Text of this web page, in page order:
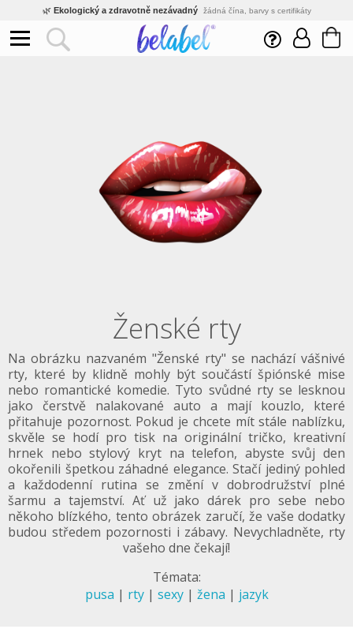
🌿 Ekologický a zdravotně nezávadný žádná čína, barvy s certifikáty
Inovativní výroba vlastní vývoj, nejnovější technologie
Rychlé dodání expedujeme do 24h
Ženské rty
Na obrázku nazvaném "Ženské rty" se nachází vášnivé
rty, které by klidně mohly být součástí špiónské mise
nebo romantické komedie. Tyto svůdné rty se lesknou
jako čerstvě nalakované auto a mají kouzlo, které
přitahuje pozornost. Pokud je chcete mít stále nablízku,
skvěle se hodí pro tisk na originální tričko, kreativní
hrnek nebo stylový kryt na telefon, abyste svůj den
okořenili špetkou záhadné elegance. Stačí jediný pohled
a každodenní rutina se změní v dobrodružství plné
šarmu a tajemství. Ať už jako dárek pro sebe nebo
někoho blízkého, tento obrázek zaručí, že vaše dodatky
budou středem pozornosti i zábavy. Nevychladněte, rty
vašeho dne čekají!
Témata:
pusa | rty| sexy| žena | jazyk